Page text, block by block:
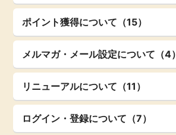
ポイント獲得について（15）
メルマガ・メール設定について（4）
リニューアルについて（11）
ログイン・登録について（7）